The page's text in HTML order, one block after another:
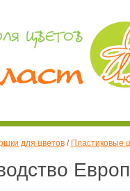
для цветов/ Пластиковые